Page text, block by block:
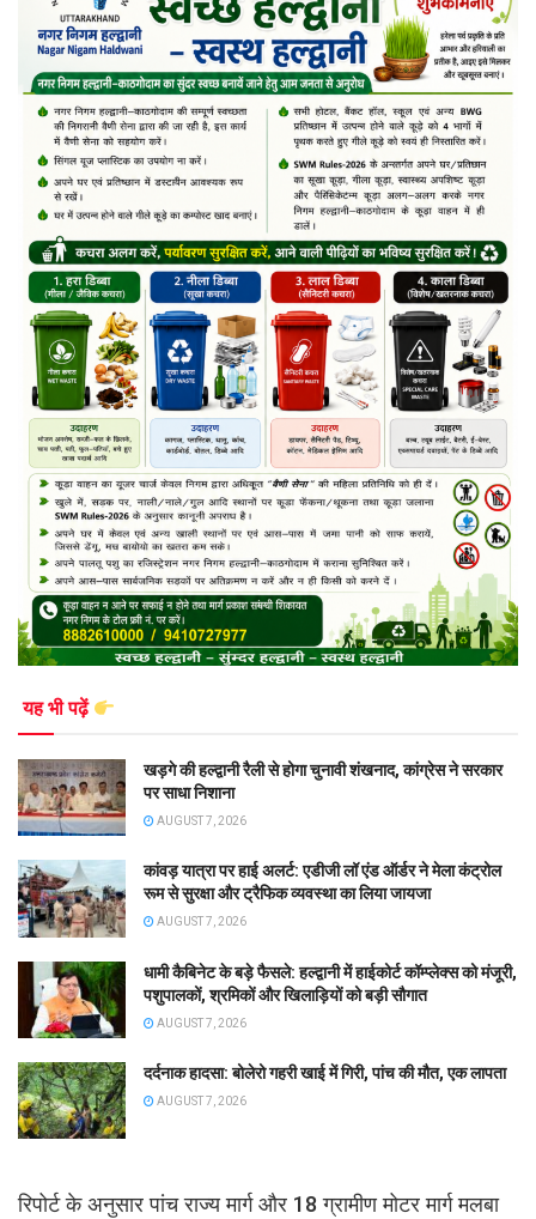
यह भी पढ़ें
खड़गे की हल्द्वानी रैली से होगा चुनावी शंखनाद, कांग्रेस ने सरकार
पर साधा निशाना
AUGUST 7, 2026
कांवड़ यात्रा पर हाई अलर्ट: एडीजी लॉ एंड ऑर्डर ने मेला कंट्रोल
रूम से सुरक्षा और ट्रैफिक व्यवस्था का लिया जायजा
AUGUST 7, 2026
धामी कैबिनेट के बड़े फैसले: हल्द्वानी में हाईकोर्ट कॉम्प्लेक्स को मंजूरी,
पशुपालकों, श्रमिकों और खिलाड़ियों को बड़ी सौगात
AUGUST 7, 2026
दर्दनाक हादसा: बोलेरो गहरी खाई में गिरी, पांच की मौत, एक लापता
AUGUST 7, 2026
रिपोर्ट के अनुसार पांच राज्य मार्ग और 18 ग्रामीण मोटर मार्ग मलबा